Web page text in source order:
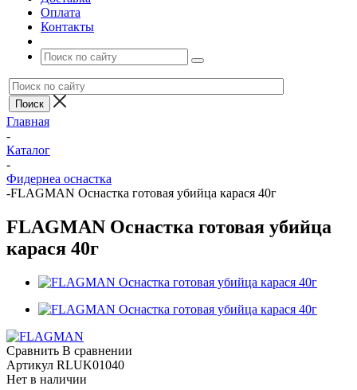
Оплата
Контакты
Главная
-
Каталог
-
Фидернеа оснастка
-FLAGMAN Оснастка готовая убийца карася 40г
FLAGMAN Оснастка готовая убийца
карася 40г
Сравнить В сравнении
Артикул RLUK01040
Нет в наличии